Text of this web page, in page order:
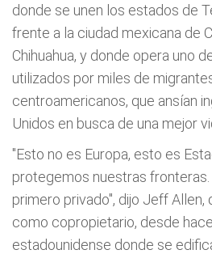
donde se unen los estados de
frente a la ciudad mexicana de
Chihuahua, y donde opera uno
utilizados por miles de
centroamericanos, que ansían
Unidos en busca de una mejor
"Esto no es Europa, esto es
protegemos nuestras fronteras.
primero privado", dijo Jeff Allen,
como copropietario, desde
estadounidense donde se